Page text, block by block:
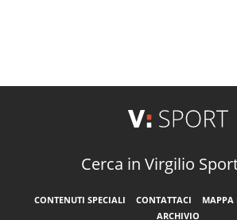
Cerca in Virgilio
CONTENUTI SPECIALI CONTATTACI MAPPA
ARCHIVIO